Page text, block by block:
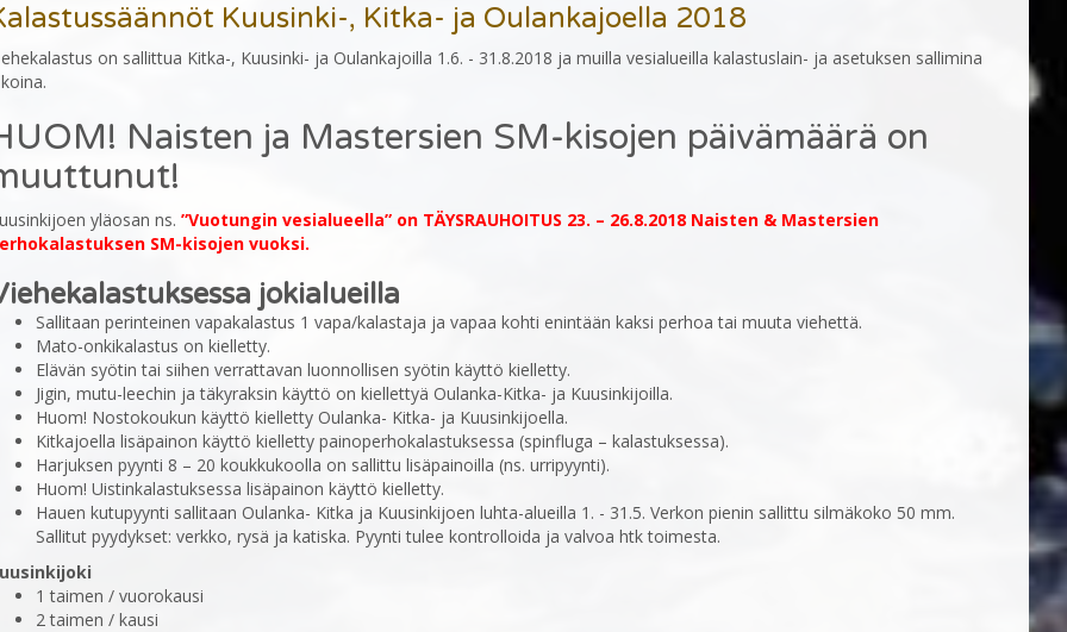
Kuusinki-, Kitka- ja Oulankajoella 2018
on sallittua Kitka-, Kuusinki- ja Oulankajoilla 1.6. - 31.8.2018 ja muilla vesialueilla kalastuslain- ja asetuksen sallimina
Naisten ja Mastersien SM-kisojen päivämäärä on
yläosan ns.”Vuotungin vesialueella” on TÄYSRAUHOITUS 23. – 26.8.2018 Naisten & Mastersien
SM-kisojen vuoksi.
jokialueilla
Sallitaan perinteinen vapakalastus 1 vapa/kalastaja ja vapaa kohti enintään kaksi perhoa tai muuta viehettä.
Mato-onkikalastus on kielletty.
Elävän syötin tai siihen verrattavan luonnollisen syötin käyttö kielletty.
Jigin, mutu-leechin ja täkyraksin käyttö on kiellettyä Oulanka-Kitka- ja Kuusinkijoilla.
Huom! Nostokoukun käyttö kielletty Oulanka- Kitka- ja Kuusinkijoella.
Kitkajoella lisäpainon käyttö kielletty painoperhokalastuksessa (spinfluga – kalastuksessa).
Harjuksen pyynti 8 – 20 koukkukoolla on sallittu lisäpainoilla (ns. urripyynti).
Huom! Uistinkalastuksessa lisäpainon käyttö kielletty.
Hauen kutupyynti sallitaan Oulanka- Kitka ja Kuusinkijoen luhta-alueilla 1. - 31.5. Verkon pienin sallittu silmäkoko 50 mm.
Sallitut pyydykset: verkko, rysä ja katiska. Pyynti tulee kontrolloida ja valvoa htk toimesta.
1 taimen / vuorokausi
2 taimen / kausi